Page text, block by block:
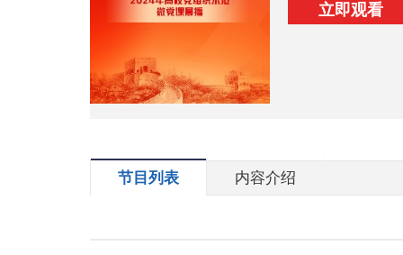
比划 快看 新兵请入列
竞猜
CCTV奥林匹克频道 生活体育大会
大国展会
立即观看
节目列表 内容介绍